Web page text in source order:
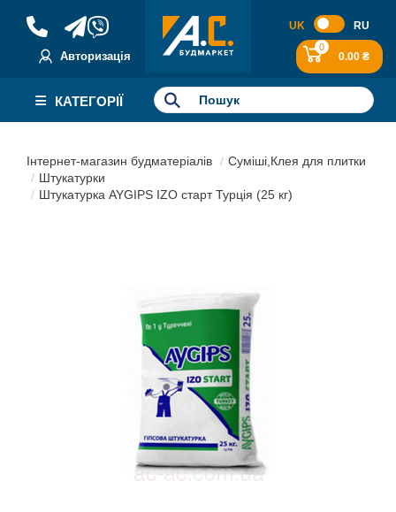
Авторизація
UK RU
0
0.00 ₴
КАТЕГОРІЇ
Інтернет-магазин будматеріалів
Суміші,Клея для плитки
Штукатурки
Штукатурка AYGIPS IZO старт Турція (25 кг)